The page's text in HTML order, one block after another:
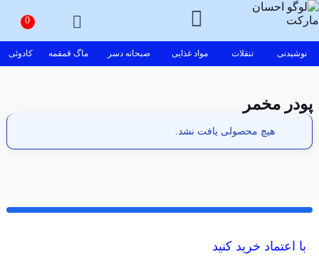
نوشیدنی تنقلات مواد غذایی صبحانه دسر ماگ قمقمه کادوئی
پودر مخمر
هیچ محصولی یافت نشد.
با اعتماد خرید کنید